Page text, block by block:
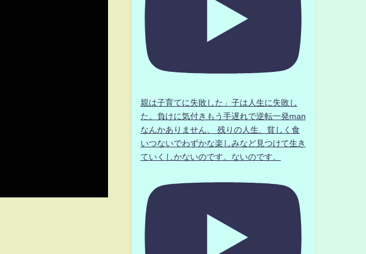
親は子育てに失敗した」子は人生に失敗し
た。負けに気付きもう手遅れで逆転一発man
なんかありません、 残りの人生、貧しく食
いつないでわずかな楽しみなど見つけて生き
ていくしかないのです。ないのです。